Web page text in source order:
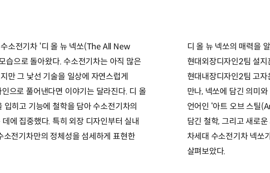
소전기차 ‘디 올 뉴 넥쏘(The All New
습으로 돌아왔다. 수소전기차는 아직 많은
만 그 낯선 기술을 일상에 자연스럽게
으로 풀어낸다면 이야기는 달라진다. 디 올
입히고 기능에 철학을 담아 수소전기차의
에 집중했다. 특히 외장 디자인부터 실내
소전기차만의 정체성을 섬세하게 표현한
디 올 뉴 넥쏘의 매력을
현대외장디자인2팀 설
현대내장디자인2팀 고
만나, 넥쏘에 담긴 의미
언어인 ‘아트 오브 스틸
담긴 철학, 그리고 새로
차세대 수소전기차 넥쏘
살펴보았다.